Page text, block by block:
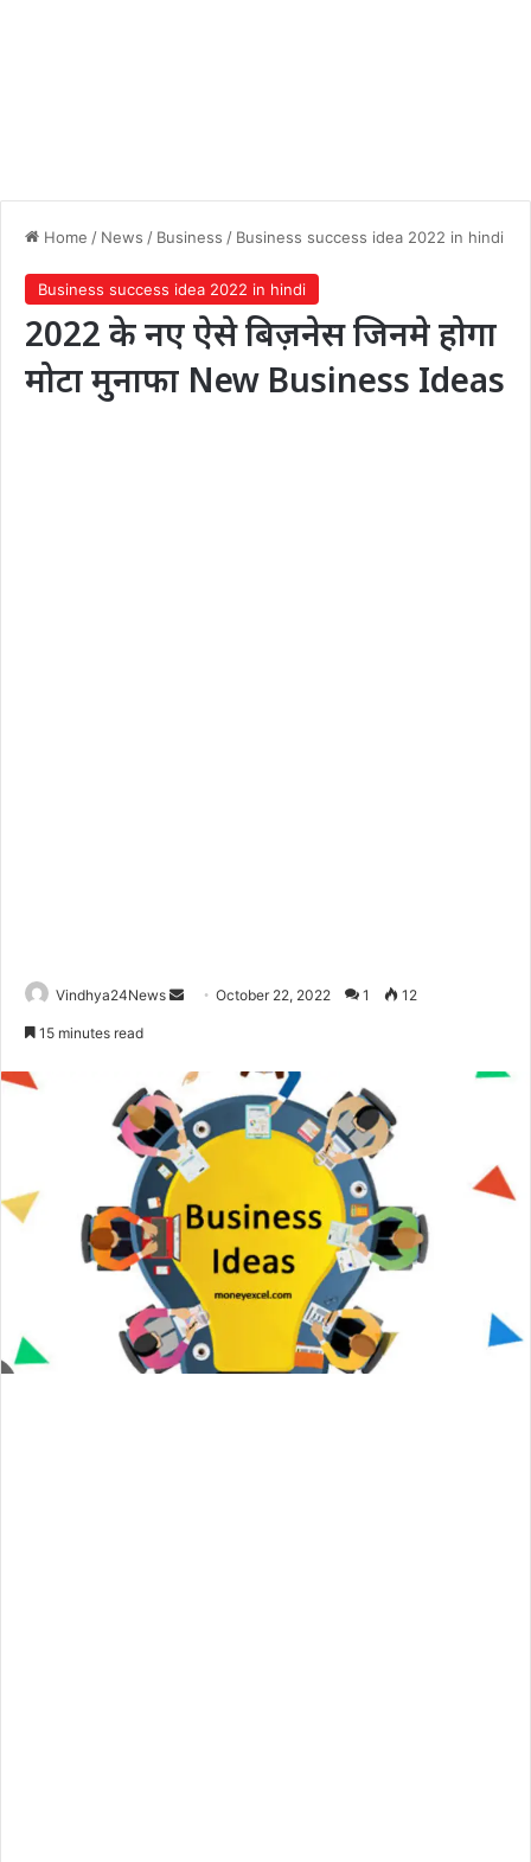
Home / News / Business / Business success idea 2022 in hindi
Business success idea 2022 in hindi
2022 के नए ऐसे बिज़नेस जिनमे होगा
मोटा मुनाफा New Business Ideas
Vindhya24News
SendOctober 22, 2022 1 12
15 minutes read